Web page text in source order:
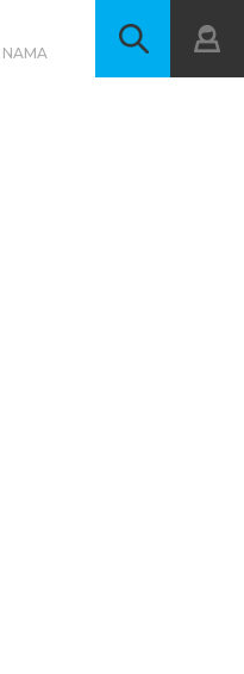
NAMA